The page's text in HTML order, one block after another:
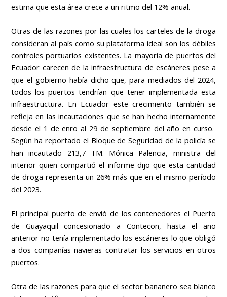
estima que esta área crece a un ritmo del 12% anual.
Otras de las razones por las cuales los carteles de la droga
consideran al país como su plataforma ideal son los débiles
controles portuarios existentes. La mayoría de puertos del
Ecuador carecen de la infraestructura de escáneres pese a
que el gobierno había dicho que, para mediados del 2024,
todos los puertos tendrían que tener implementada esta
infraestructura. En Ecuador este crecimiento también se
refleja en las incautaciones que se han hecho internamente
desde el 1 de enro al 29 de septiembre del año en curso.
Según ha reportado el Bloque de Seguridad de la policía se
han incautado 213,7 TM. Mónica Palencia, ministra del
interior quien compartió el informe dijo que esta cantidad
de droga representa un 26% más que en el mismo período
del 2023.
El principal puerto de envió de los contenedores el Puerto
de Guayaquil concesionado a Contecon, hasta el año
anterior no tenía implementado los escáneres lo que obligó
a dos compañías navieras contratar los servicios en otros
puertos.
Otra de las razones para que el sector bananero sea blanco